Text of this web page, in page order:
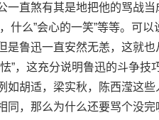
直煞有其是地把他的骂战当
什么”会心的一笑”等等。可
是鲁迅一直安然无恙，这就也
”，这充分说明鲁迅的斗争
如胡适，梁实秋，陈西滢这
，那么为什么还要骂个没完